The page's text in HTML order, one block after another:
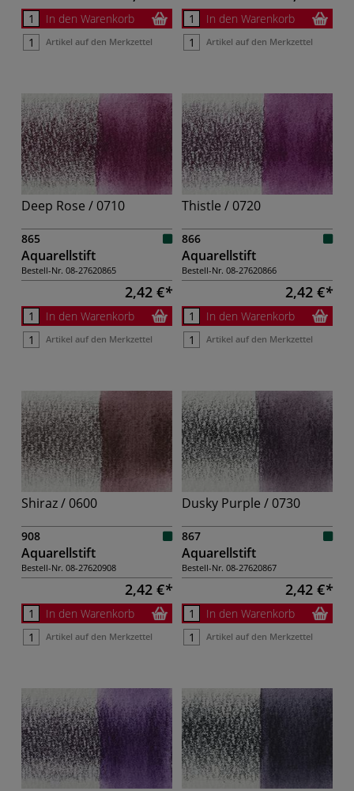
In den Warenkorb
Artikel auf den Merkzettel
In den Warenkorb
Artikel auf den Merkzettel
Deep Rose / 0710
865
Aquarellstift
Bestell-Nr. 08-27620865
2,42 €
In den Warenkorb
Artikel auf den Merkzettel
Thistle / 0720
866
Aquarellstift
Bestell-Nr. 08-27620866
2,42 €
In den Warenkorb
Artikel auf den Merkzettel
Shiraz / 0600
908
Aquarellstift
Bestell-Nr. 08-27620908
2,42 €
In den Warenkorb
Artikel auf den Merkzettel
Dusky Purple / 0730
867
Aquarellstift
Bestell-Nr. 08-27620867
2,42 €
In den Warenkorb
Artikel auf den Merkzettel